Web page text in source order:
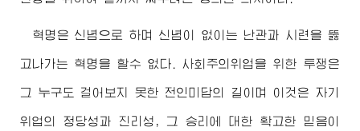
혁명은 신념으로 하며 신념이 없이는 난관과 시련을 뚫
고나가는 혁명을 할수 없다. 사회주의위업을 위한 투쟁은
그 누구도 걸어보지 못한 전인미답의 길이며 이것은 자기
위업의 정당성과 진리성, 그 승리에 대한 확고한 믿음이